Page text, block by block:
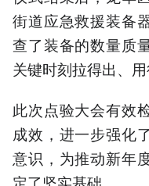
街道应急救援装备
查了装备的数量质
关键时刻拉得出、用
此次点验大会有效
成效，进一步强化
意识，为推动新年
定了坚实基础。